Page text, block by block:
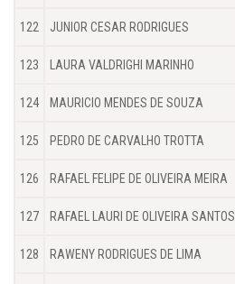
122 JUNIOR CESAR RODRIGUES
123 LAURA VALDRIGHI MARINHO
124 MAURICIO MENDES DE SOUZA
125 PEDRO DE CARVALHO TROTTA
126 RAFAEL FELIPE DE OLIVEIRA MEIRA
127 RAFAEL LAURI DE OLIVEIRA SANTOS
128 RAWENY RODRIGUES DE LIMA